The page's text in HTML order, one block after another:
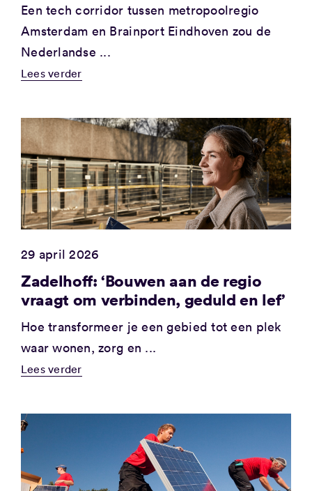
Een tech corridor tussen metropoolregio
Amsterdam en Brainport Eindhoven zou de
Nederlandse ...
Lees verder
29 april 2026
Zadelhoff: ‘Bouwen aan de regio
vraagt om verbinden, geduld en lef’
Hoe transformeer je een gebied tot een plek
waar wonen, zorg en ...
Lees verder